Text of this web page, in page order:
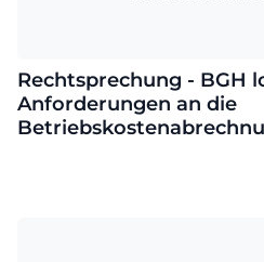
Rechtsprechung - BGH
Anforderungen an die